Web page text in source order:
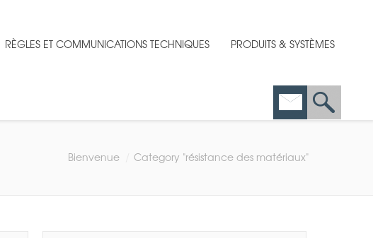
RÈGLES ET COMMUNICATIONS TECHNIQUES PRODUITS & SYSTÈMES
Bienvenue Category "résistance des matériaux"